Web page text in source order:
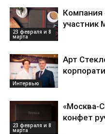
23 февраля и 8
марта
Компания
участник
Интервью
Арт
23 февраля и 8
марта
«Москва-
конфет